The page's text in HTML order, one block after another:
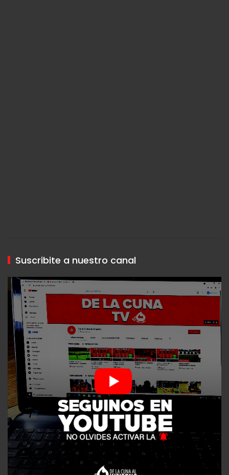
Suscribite a nuestro canal